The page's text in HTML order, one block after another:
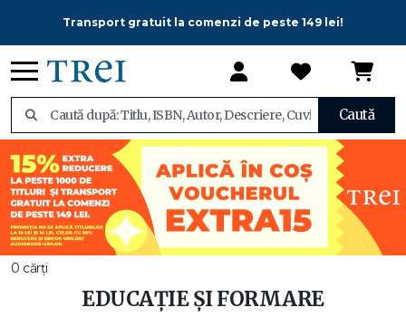
Transport gratuit la comenzi de peste 149 lei!
Caută
0 cărți
EDUCAȚIE ȘI FORMARE